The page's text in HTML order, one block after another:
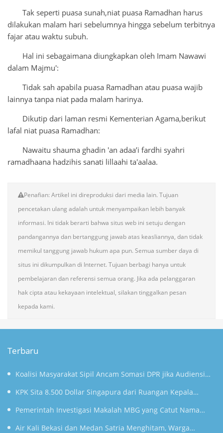
Tak seperti puasa sunah,niat puasa Ramadhan harus
dilakukan malam hari sebelumnya hingga sebelum terbitnya
fajar atau waktu subuh.
Hal ini sebagaimana diungkapkan oleh Imam Nawawi
dalam Majmu':
Tidak sah apabila puasa Ramadhan atau puasa wajib
lainnya tanpa niat pada malam harinya.
Dikutip dari laman resmi Kementerian Agama,berikut
lafal niat puasa Ramadhan:
Nawaitu shauma ghadin 'an adaa’i fardhi syahri
ramadhaana hadzihis sanati lillaahi ta'aalaa.
Penafian: Artikel ini direproduksi dari media lain. Tujuan
pencetakan ulang adalah untuk menyampaikan lebih banyak
informasi. Ini tidak berarti bahwa situs web ini setuju dengan
pandangannya dan bertanggung jawab atas keasliannya, dan tidak
memikul tanggung jawab hukum apa pun. Semua sumber daya di
situs ini dikumpulkan di Internet. Tujuan berbagi hanya untuk
pembelajaran dan referensi semua orang. Jika ada pelanggaran
hak cipta atau kekayaan intelektual, silakan tinggalkan pesan
kepada kami.
Terbaru
Koalisi Masyarakat Sipil Ancam Somasi DPR jika Audiensi
soal Anggaran MBG Diabaikan
KPK Sita 8.500 Dollar Singapura dari Ruangan Kepala
Kanim Jakarta Selatan
Pemerintah Investigasi Makalah MBG yang Catut Nama
Prabowo untuk Nobel Perdamaian
Air Kali Bekasi dan Medan Satria Menghitam, Warga